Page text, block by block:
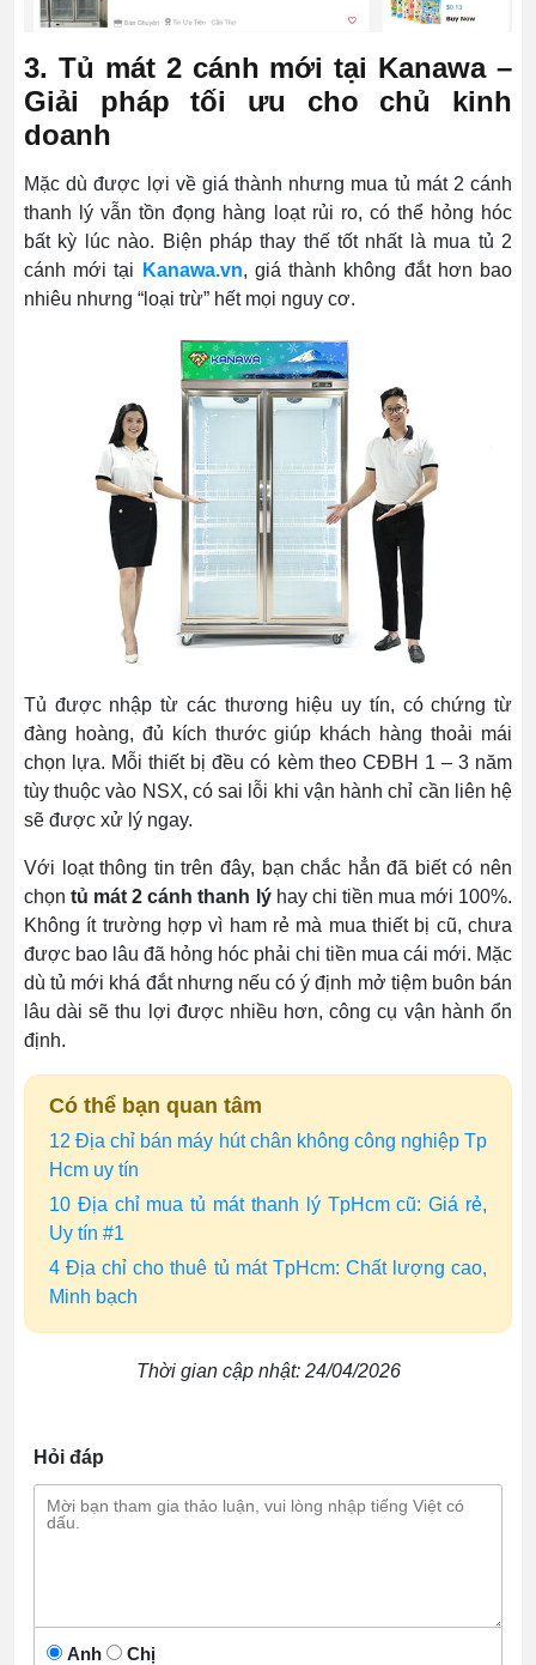
3. Tủ mát 2 cánh mới tại Kanawa –
Giải pháp tối ưu cho chủ kinh
doanh
Mặc dù được lợi về giá thành nhưng mua tủ mát 2 cánh
thanh lý vẫn tồn đọng hàng loạt rủi ro, có thể hỏng hóc
bất kỳ lúc nào. Biện pháp thay thế tốt nhất là mua tủ 2
cánh mới tại
Kanawa.vn, giá thành không đắt hơn bao
nhiêu nhưng “loại trừ” hết mọi nguy cơ.
Tủ được nhập từ các thương hiệu uy tín, có chứng từ
đàng hoàng, đủ kích thước giúp khách hàng thoải mái
chọn lựa. Mỗi thiết bị đều có kèm theo CĐBH 1 – 3 năm
tùy thuộc vào NSX, có sai lỗi khi vận hành chỉ cần liên hệ
sẽ được xử lý ngay.
Với loạt thông tin trên đây, bạn chắc hẳn đã biết có nên
chọn tủ mát 2 cánh thanh lýhay chi tiền mua mới 100%.
Không ít trường hợp vì ham rẻ mà mua thiết bị cũ, chưa
được bao lâu đã hỏng hóc phải chi tiền mua cái mới. Mặc
dù tủ mới khá đắt nhưng nếu có ý định mở tiệm buôn bán
lâu dài sẽ thu lợi được nhiều hơn, công cụ vận hành ổn
định.
Có thể bạn quan tâm
12 Địa chỉ bán máy hút chân không công nghiệp Tp
Hcm uy tín
10 Địa chỉ mua tủ mát thanh lý TpHcm cũ: Giá rẻ,
Uy tín #1
4 Địa chỉ cho thuê tủ mát TpHcm: Chất lượng cao,
Minh bạch
Thời gian cập nhật: 24/04/2026
Hỏi đáp
Anh Chị